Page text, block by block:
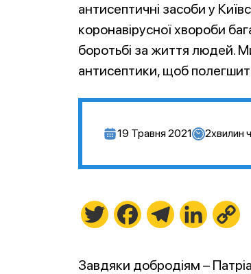
антисептичні засоби у
коронавірусної хвороби
боротьбі за життя людей.
антисептики, щоб
19 Травня 2021 2хвилин
Twitter FacebookTelegramLinkedIn
Завдяки добродіям –